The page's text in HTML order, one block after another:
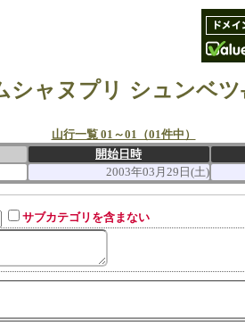
シャヌプリ シュンベ
山行一覧 01～01（01件中）
開始日時
2003年03月29日(土)
サブカテゴリを含まない